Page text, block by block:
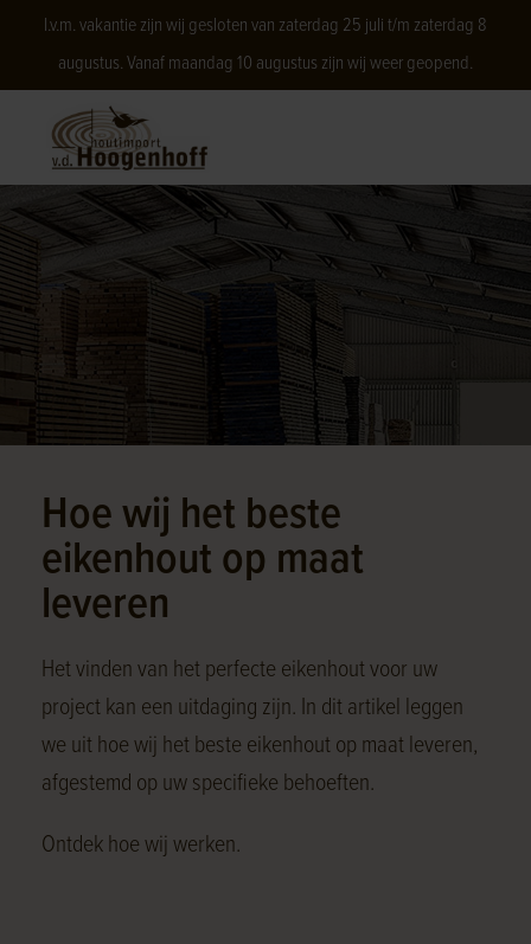
I.v.m. vakantie zijn wij gesloten van zaterdag 25 juli t/m zaterdag 8
augustus. Vanaf maandag 10 augustus zijn wij weer geopend.
Hoe wij het beste
eikenhout op maat
leveren
Het vinden van het perfecte eikenhout voor uw
project kan een uitdaging zijn. In dit artikel leggen
we uit hoe wij het beste eikenhout op maat leveren,
afgestemd op uw specifieke behoeften.
Ontdek hoe wij werken.